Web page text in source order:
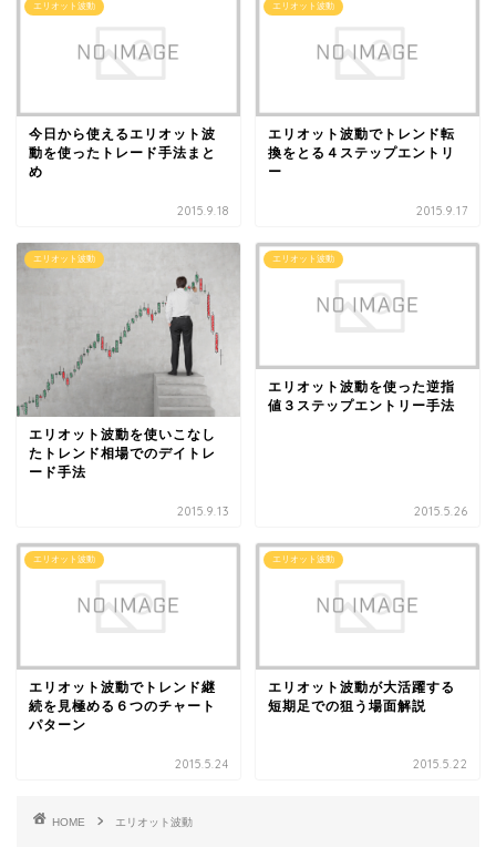
エリオット波動
今日から使えるエリオット波
動を使ったトレード手法まと
め
2015.9.18
エリオット波動
エリオット波動でトレンド転
換をとる４ステップエントリ
ー
2015.9.17
エリオット波動
エリオット波動を使いこなし
たトレンド相場でのデイトレ
ード手法
2015.9.13
エリオット波動
エリオット波動を使った逆指
値３ステップエントリー手法
2015.5.26
エリオット波動
エリオット波動でトレンド継
続を見極める６つのチャート
パターン
2015.5.24
エリオット波動
エリオット波動が大活躍する
短期足での狙う場面解説
2015.5.22
HOME エリオット波動